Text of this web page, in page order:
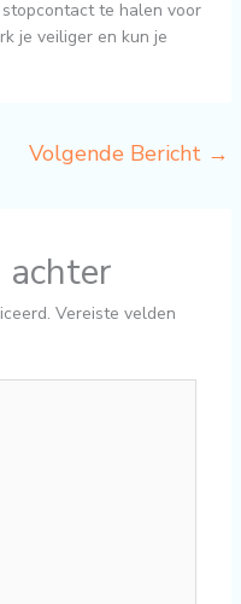
te halen voor
je veiliger en kun je
Volgende Bericht →
achter
Vereiste velden